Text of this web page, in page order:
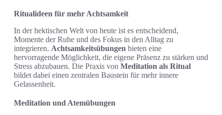
Ritualideen für mehr Achtsamkeit
In der hektischen Welt von heute ist es entscheidend,
Momente der Ruhe und des Fokus in den Alltag zu
integrieren. Achtsamkeitsübungen bieten eine
hervorragende Möglichkeit, die eigene Präsenz zu stärken und
Stress abzubauen. Die Praxis von Meditation als Ritual
bildet dabei einen zentralen Baustein für mehr innere
Gelassenheit.
Meditation und Atemübungen